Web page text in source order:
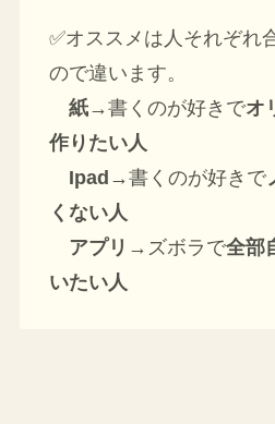
✅オススメは人それぞれ
ので違います。
紙→書くのが好きでオ
作りたい人
Ipad →書くのが好きで
くない人
アプリ →ズボラで全部
いたい人